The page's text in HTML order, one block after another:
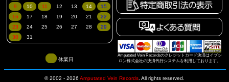
Amputated Vein Recordsのクレジットカード決済はイプシ
ロン株式会社の決済代行システムを利用しております。
休業日
© 2002 - 2026 Amputated Vein Records All rights reserved.